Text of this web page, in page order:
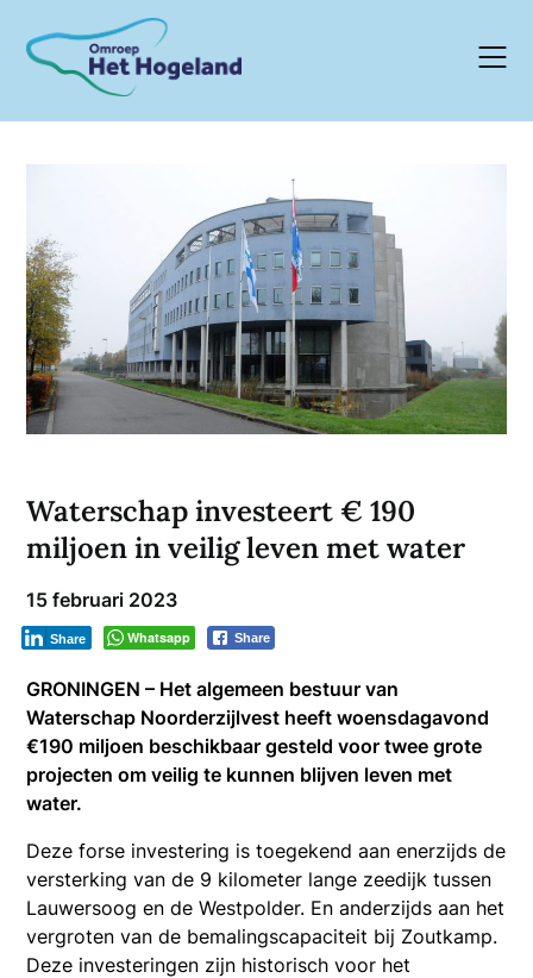
content
Waterschap investeert € 190
miljoen in veilig leven met water
15 februari 2023
Whatsapp Share
Share
GRONINGEN – Het algemeen bestuur van
Waterschap Noorderzijlvest heeft woensdagavond
€190 miljoen beschikbaar gesteld voor twee grote
projecten om veilig te kunnen blijven leven met
water.
Deze forse investering is toegekend aan enerzijds de
versterking van de 9 kilometer lange zeedijk tussen
Lauwersoog en de Westpolder. En anderzijds aan het
vergroten van de bemalingscapaciteit bij Zoutkamp.
Deze investeringen zijn historisch voor het